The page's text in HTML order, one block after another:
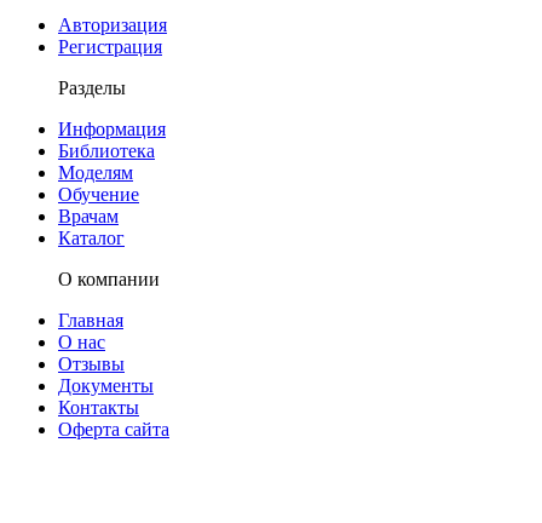
Авторизация
Регистрация
Разделы
Информация
Библиотека
Моделям
Обучение
Врачам
Каталог
О компании
Главная
О нас
Отзывы
Документы
Контакты
Оферта сайта